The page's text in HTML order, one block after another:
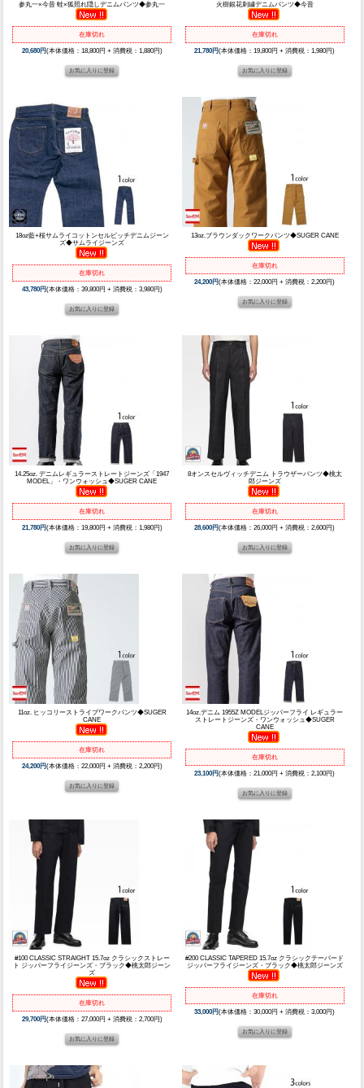
参丸一×今昔 蛙×狐照れ隠しデニムパンツ◆参丸一
在庫切れ
20,680円(本体価格：18,800円 + 消費税：1,880円)
火樹銀花刺繍デニムパンツ◆今昔
在庫切れ
21,780円(本体価格：19,800円 + 消費税：1,980円)
18oz藍+桜サムライコットンセルビッチデニムジーン
ズ◆サムライジーンズ
在庫切れ
43,780円(本体価格：39,800円 + 消費税：3,980円)
13oz.ブラウンダックワークパンツ◆SUGER CANE
在庫切れ
24,200円(本体価格：22,000円 + 消費税：2,200円)
14.25oz. デニムレギュラーストレートジーンズ「1947
MODEL」・ワンウォッシュ◆SUGER CANE
在庫切れ
21,780円(本体価格：19,800円 + 消費税：1,980円)
8オンスセルヴィッチデニム トラウザーパンツ◆桃太
郎ジーンズ
在庫切れ
28,600円(本体価格：26,000円 + 消費税：2,600円)
11oz. ヒッコリーストライプワークパンツ◆SUGER
CANE
在庫切れ
24,200円(本体価格：22,000円 + 消費税：2,200円)
14oz.デニム 1955Z MODELジッパーフライ レギュラー
ストレートジーンズ・ワンウォッシュ◆SUGER
CANE
在庫切れ
23,100円(本体価格：21,000円 + 消費税：2,100円)
#100 CLASSIC STRAIGHT 15.7oz クラシックストレー
ト ジッパーフライジーンズ・ブラック◆桃太郎ジーン
ズ
在庫切れ
29,700円(本体価格：27,000円 + 消費税：2,700円)
#200 CLASSIC TAPERED 15.7oz クラシックテーパード
ジッパーフライジーンズ・ブラック◆桃太郎ジーンズ
在庫切れ
33,000円(本体価格：30,000円 + 消費税：3,000円)